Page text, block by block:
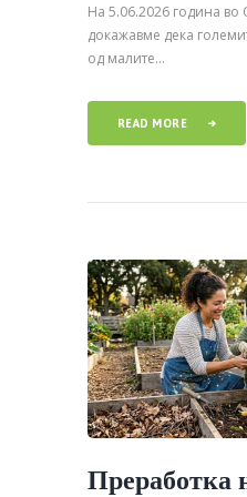
На 5.06.2026 година во
докажавме дека
од малите...
READ MORE
Преработка